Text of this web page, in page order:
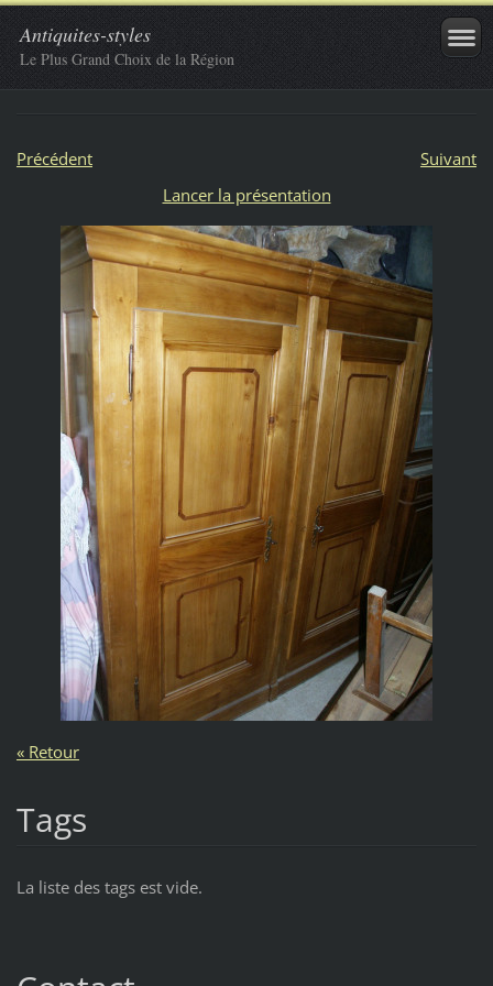
Antiquites-styles
Le Plus Grand Choix de la Région
Précédent
Suivant
Lancer la présentation
« Retour
Tags
La liste des tags est vide.